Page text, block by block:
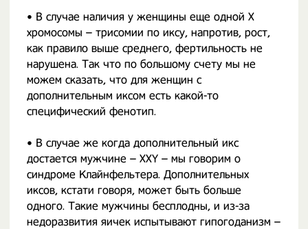
• В случае наличия у женщины еще одной X
хромосомы – трисомии по иксу, напротив, рост,
как правило выше среднего, фертильность не
нарушена. Так что по большому счету мы не
можем сказать, что для женщин с
дополнительным иксом есть какой-то
специфический фенотип.
• В случае же когда дополнительный икс
достается мужчине – XXY – мы говорим о
синдроме Клайнфельтера. Дополнительных
иксов, кстати говоря, может быть больше
одного. Такие мужчины бесплодны, и из-за
недоразвития яичек испытывают гипогоданизм –